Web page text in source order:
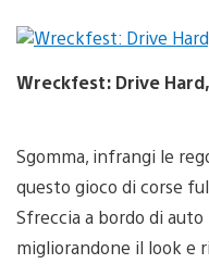
Wreckfest: Drive
Sgomma, infrangi le
questo gioco di corse
Sfreccia a bordo di
migliorandone il look e